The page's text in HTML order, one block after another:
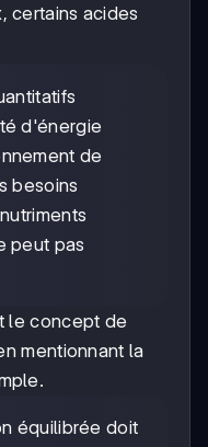
certains acides
d'énergie
de
besoins
peut pas
le concept de
mentionnant la
équilibrée doit